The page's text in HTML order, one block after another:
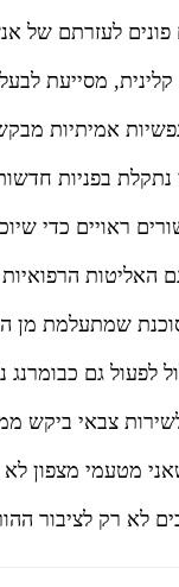
לעזרתם של
קלינית, מסייעת
אמיתיות
נתקלת בפניות
ראויים כדי
האליטות
שמתעלמת מן
לפעול גם
צבאי ביקש
מטעמי מצפון
לא רק לציבור